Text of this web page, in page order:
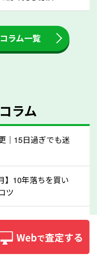
取業者の中には、還
あります。廃車査定
の返還があるかどう
。愛知県のソコカラ
価買取が可能です。
車＝買取できない」
きます。他社で買取
性があるので、諦め
談ください。古い車
しくないため、まず
お試しください。
や状態ごとに「買取
ラム一覧
ラム
｜15日過ぎでも迷
】10年落ちを買い
ツ
年8月】10年落ち